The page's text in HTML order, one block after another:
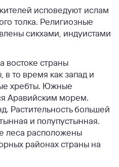
исповедуют ислам
толка. Религиозные
сикхами, индуистами
востоке страны
то время как запад и
хребты. Южные
Аравийским морем.
Растительность большей
и полупустынная.
леса расположены
районах страны на